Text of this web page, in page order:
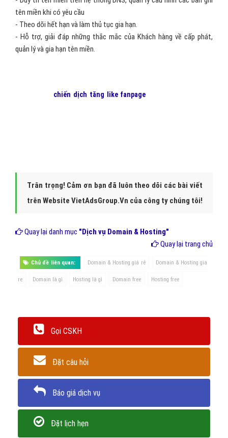
tên miền khi có yêu cầu
- Theo dõi hết hạn và làm thủ tục gia hạn.
- Hỗ trợ, giải đáp những thắc mắc của Khách hàng về cấp phát,
quản lý và gia hạn tên miền.
chiến dịch tăng like fanpage
Trân trọng! Cảm ơn bạn đã luôn theo dõi các bài viết
trên Website VietAdsGroup.Vn của công ty chúng tôi!
Quay lại danh mục "Dịch vụ Domain & Hosting"
Quay lại trang chủ
Chủ đề liên quan: Domain & Hosting giá rẻ Domain & Hosting gia
re Domain là gì Hosting là gì Domain free Hosting free
Gọi CSKH
Đặt câu hỏi
Báo giá dịch vụ
Đặt lịch hẹn